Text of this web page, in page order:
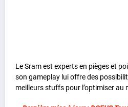
Le Sram est experts en pièges et
son gameplay lui offre des
meilleurs stuffs pour l’optimiser au